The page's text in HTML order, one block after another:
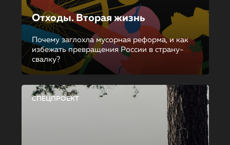
Отходы. Вторая жизнь
Почему заглохла мусорная реформа, и как
избежать превращения России в страну-
свалку?
СПЕЦПРОЕКТ